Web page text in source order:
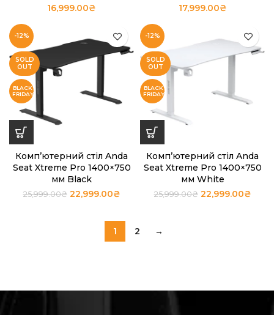
16,999.00₴
17,999.00₴
-12%
SOLD
OUT
Комп’ютерний стіл Anda
Seat Xtreme Pro 1400×750
мм Black
25,999.00₴ 22,999.00₴
-12%
SOLD
OUT
Комп’ютерний стіл Anda
Seat Xtreme Pro 1400×750
мм White
25,999.00₴ 22,999.00₴
1 2 →